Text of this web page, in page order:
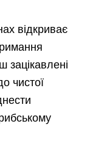
відкриває
зацікавлені
чистої